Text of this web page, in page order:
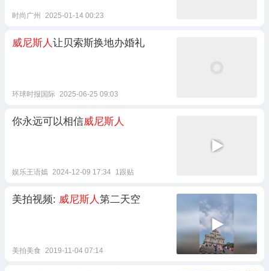
时尚广州 2025-01-14 00:23
威尼斯人让贝索斯换地办婚礼
环球时报国际 2025-06-25 09:03
你永远可以相信威尼斯人
娱乐王语嫣 2024-12-09 17:34 1跟贴
美拍视频: 威尼斯人第二天空
美拍美食 2019-11-04 07:14